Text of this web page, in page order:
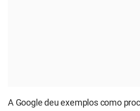
A Google deu exemplos como